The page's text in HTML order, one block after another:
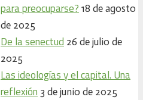
para preocuparse? 18 de agosto
de 2025
De la senectud 26 de julio de
2025
Las ideologías y el capital. Una
reflexión 3 de junio de 2025